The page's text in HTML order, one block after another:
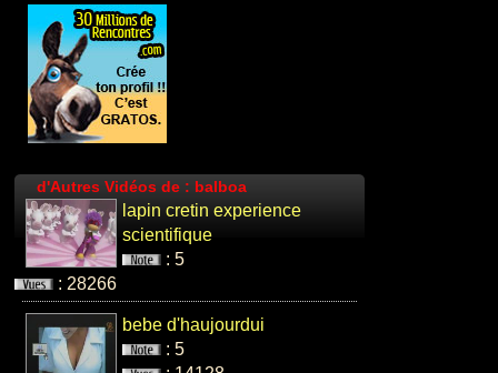
d'Autres Vidéos de : balboa
lapin cretin experience
scientifique
: 5
: 28266
bebe d'haujourdui
: 5